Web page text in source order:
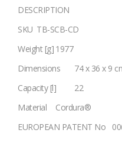
DESCRIPTION
SKU TB-SCB-CD
Weight [g] 1977
Dimensions
74 x 36 x 9
Capacity [l]
22
Material
Cordura®
EUROPEAN PATENT No